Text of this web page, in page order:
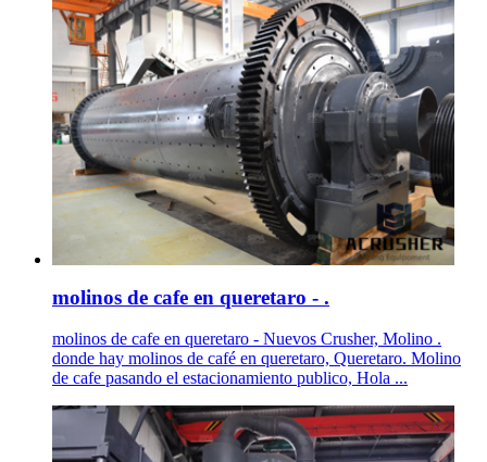
molinos de cafe en queretaro - .
molinos de cafe en queretaro - Nuevos Crusher, Molino .
donde hay molinos de café en queretaro, Queretaro. Molino
de cafe pasando el estacionamiento publico, Hola ...